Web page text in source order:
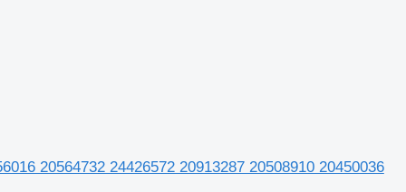
20564732 24426572 20913287 20508910 20450036